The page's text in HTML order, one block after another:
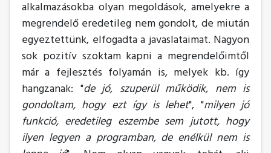
alkalmazásokba olyan megoldások, amelyekre a
megrendelő eredetileg nem gondolt, de miután
egyeztettünk, elfogadta a javaslataimat. Nagyon
sok pozitív szoktam kapni a megrendelőimtől
már a fejlesztés folyamán is, melyek kb. így
hangzanak: "de jó, szuperül működik, nem is
gondoltam, hogy ezt így is lehet", "milyen jó
funkció, eredetileg eszembe sem jutott, hogy
ilyen legyen a programban, de enélkül nem is